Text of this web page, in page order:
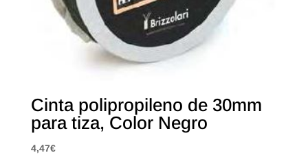
Cinta polipropileno de 30mm
para tiza, Color Negro
4,47€